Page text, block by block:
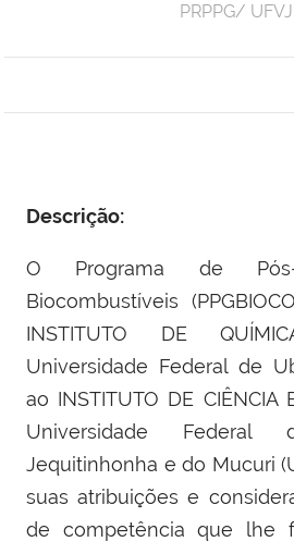
PRPPG/
Descrição:
O Programa de Pós-
Biocombustíveis
INSTITUTO DE
Universidade Federal de
ao INSTITUTO DE CIÊNCIA
Universidade
Jequitinhonha e do Mucuri
suas atribuições e
de competência que lhe